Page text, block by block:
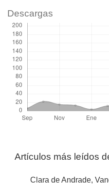
Descargas
Artículos más leídos
Clara de Andrade,